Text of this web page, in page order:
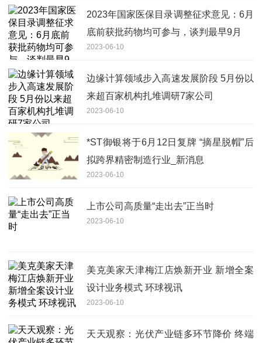
2023年国家医保目录调整征求意见：6月
底前获批药物均可参与，谈判最早9月
2023-06-10
边缘计算领域步入高速发展阶段 5月份以
来超百家机构扎堆调研7家公司
2023-06-10
*ST御银将于6月12日复牌 “摘星脱帽”后
拟跨界精密制造行业_新消息
2023-06-10
上市公司高质量“走出去”正当时
2023-06-10
美克美家天津梅江店焕新开业 新增全案
设计业务模式 环球视讯
2023-06-10
天天观察：光伏产业链多环节降价 终端